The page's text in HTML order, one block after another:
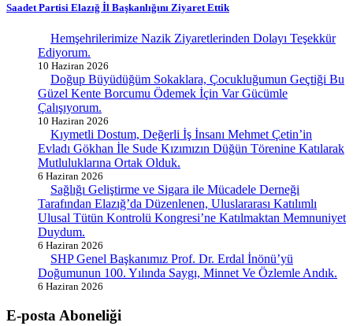
Saadet Partisi Elazığ İl Başkanlığını Ziyaret Ettik
Hemşehrilerimize Nazik Ziyaretlerinden Dolayı Teşekkür
Ediyorum.
10 Haziran 2026
Doğup Büyüdüğüm Sokaklara, Çocukluğumun Geçtiği Bu
Güzel Kente Borcumu Ödemek İçin Var Gücümle
Çalışıyorum.
10 Haziran 2026
Kıymetli Dostum, Değerli İş İnsanı Mehmet Çetin’in
Evladı Gökhan İle Sude Kızımızın Düğün Törenine Katılarak
Mutluluklarına Ortak Olduk.
6 Haziran 2026
Sağlığı Geliştirme ve Sigara ile Mücadele Derneği
Tarafından Elazığ’da Düzenlenen, Uluslararası Katılımlı
Ulusal Tütün Kontrolü Kongresi’ne Katılmaktan Memnuniyet
Duydum.
6 Haziran 2026
SHP Genel Başkanımız Prof. Dr. Erdal İnönü’yü
Doğumunun 100. Yılında Saygı, Minnet Ve Özlemle Andık.
6 Haziran 2026
E-posta Aboneliği